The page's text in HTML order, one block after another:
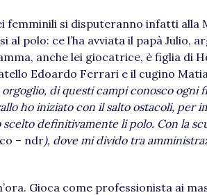
femminili si disputeranno infatti alla
polo: ce l’ha avviata il papà Julio,
anche lei giocatrice, è figlia di
Edoardo Ferrari e il cugino
di questi campi conosco ogni
ho iniziato con il salto ostacoli, per
definitivamente li polo. Con la
– ndr), dove mi divido tra
Gioca come professionista ai